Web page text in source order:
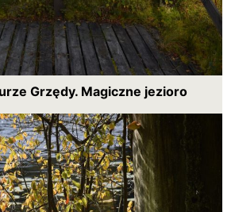
Grzędy. Magiczne jezioro